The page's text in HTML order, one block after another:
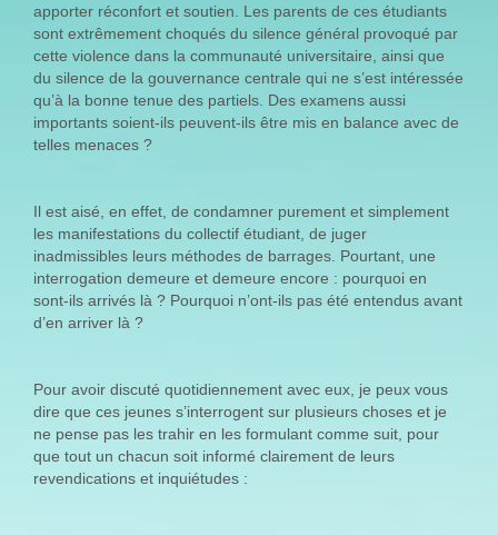
apporter réconfort et soutien. Les parents de ces étudiants
sont extrêmement choqués du silence général provoqué par
cette violence dans la communauté universitaire, ainsi que
du silence de la gouvernance centrale qui ne s’est intéressée
qu’à la bonne tenue des partiels. Des examens aussi
importants soient-ils peuvent-ils être mis en balance avec de
telles menaces ?
Il est aisé, en effet, de condamner purement et simplement
les manifestations du collectif étudiant, de juger
inadmissibles leurs méthodes de barrages. Pourtant, une
interrogation demeure et demeure encore : pourquoi en
sont-ils arrivés là ? Pourquoi n’ont-ils pas été entendus avant
d’en arriver là ?
Pour avoir discuté quotidiennement avec eux, je peux vous
dire que ces jeunes s’interrogent sur plusieurs choses et je
ne pense pas les trahir en les formulant comme suit, pour
que tout un chacun soit informé clairement de leurs
revendications et inquiétudes :